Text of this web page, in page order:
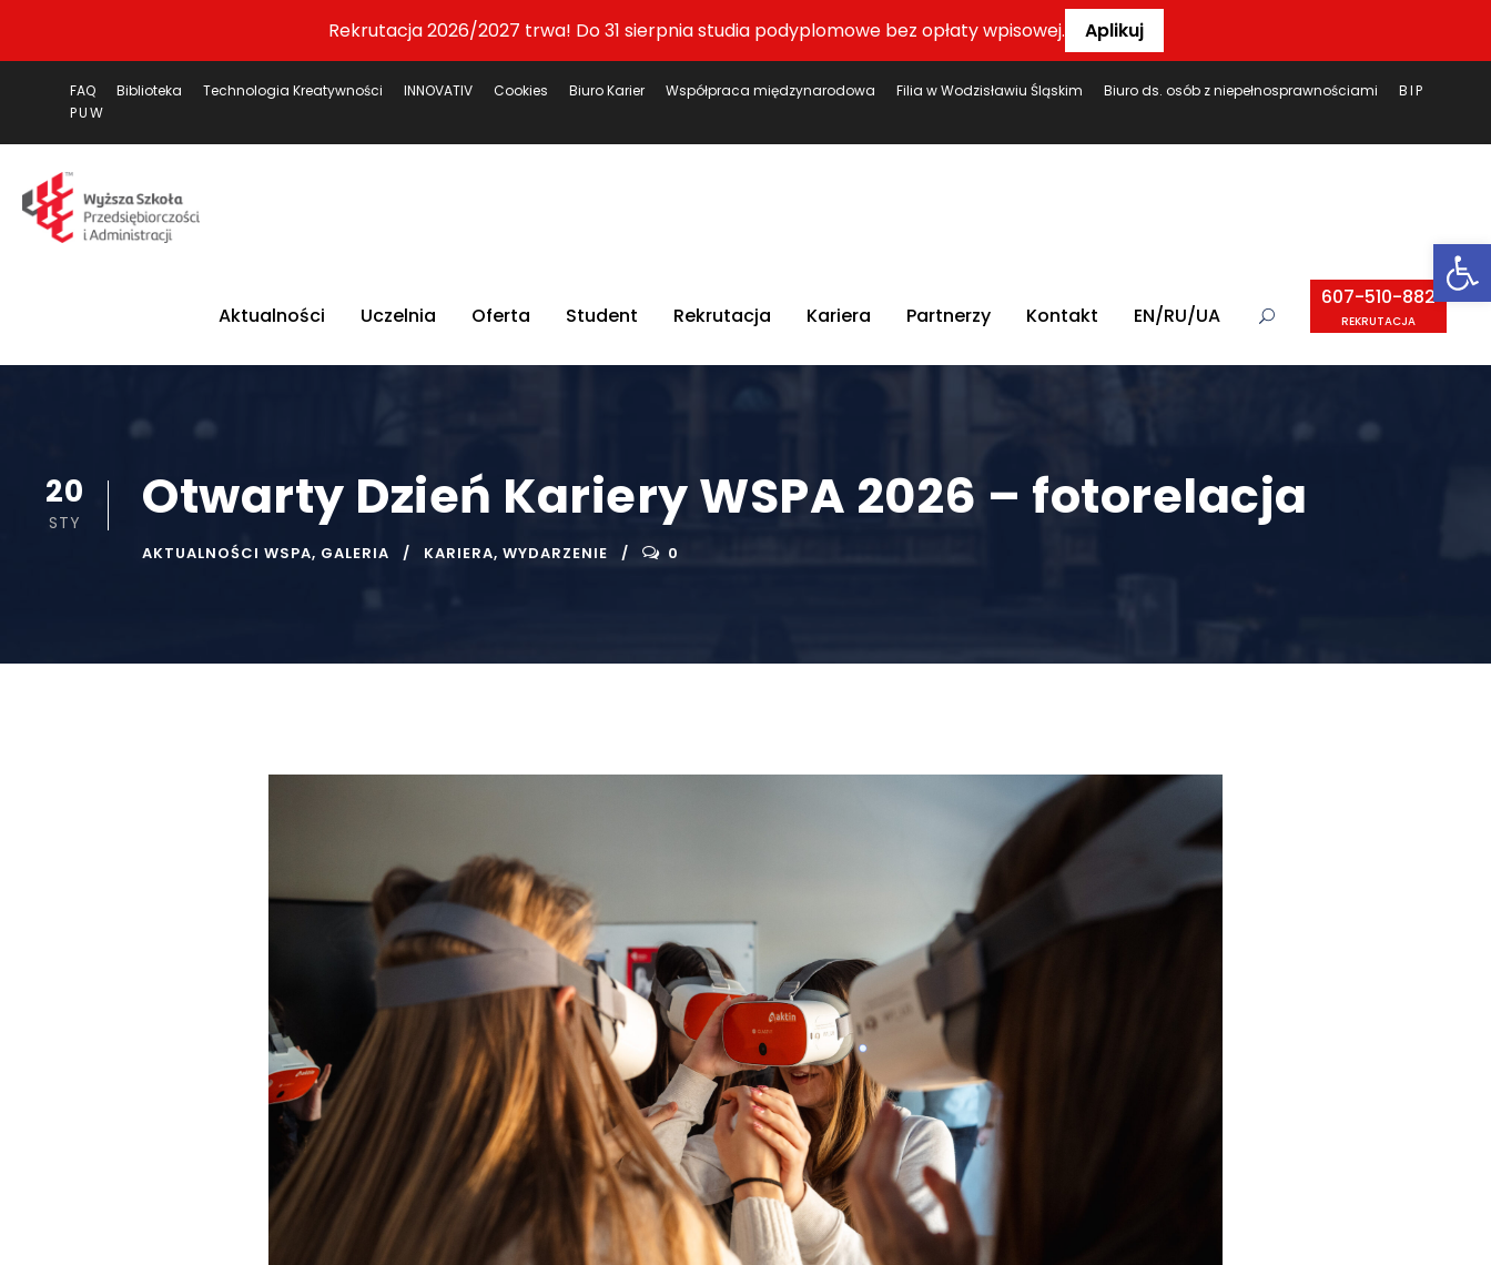
Rekrutacja 2026/2027 trwa! Do 31 sierpnia studia podyplomowe bez opłaty wpisowej. Aplikuj
FAQ Biblioteka Technologia Kreatywności INNOVATIV Cookies Biuro Karier Współpraca międzynarodowa Filia w Wodzisławiu Śląskim Biuro ds. osób z niepełnosprawnościami
BIP
PUW
Aktualności Uczelnia Oferta Student Rekrutacja Kariera Partnerzy Kontakt EN/RU/UA
607-510-882
REKRUTACJA
20
STY Otwarty Dzień Kariery WSPA 2026 – fotorelacja
AKTUALNOŚCI WSPA, GALERIA KARIERA, WYDARZENIE 0